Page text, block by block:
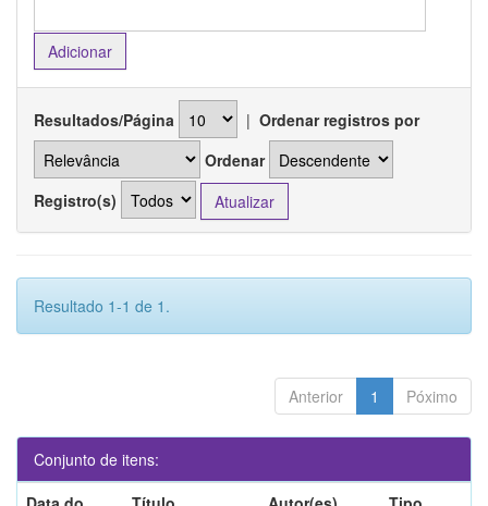
Resultados/Página | Ordenar registros por
Ordenar
Registro(s)
Resultado 1-1 de 1.
Anterior 1 Póximo
Conjunto de itens: